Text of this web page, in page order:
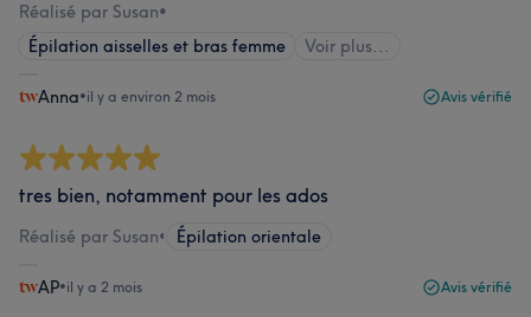
Réalisé par Susan•
Épilation aisselles et bras femme
Voir plus...
Anna•il y a environ 2 mois Avis vérifié
tres bien, notamment pour les ados
Réalisé par Susan• Épilation orientale
AP•il y a 2 mois Avis vérifié